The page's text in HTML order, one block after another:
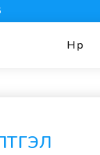
Нүүр